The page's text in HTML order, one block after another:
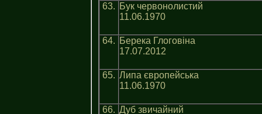
63. Бук червонолистий
11.06.1970
64. Берека Глоговіна
17.07.2012
65. Липа європейська
11.06.1970
66. Дуб звичайний